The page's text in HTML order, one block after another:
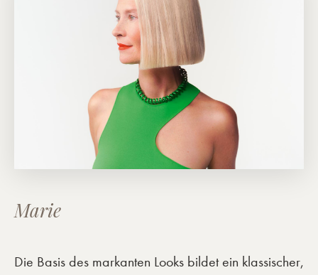
Marie
Die Basis des markanten Looks bildet ein klassischer,